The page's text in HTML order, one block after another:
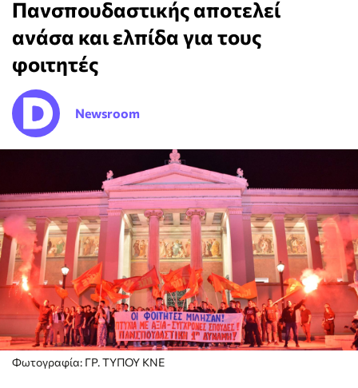
Πανσπουδαστικής αποτελεί
ανάσα και ελπίδα για τους
φοιτητές
Newsroom
Φωτογραφία: ΓΡ. ΤΥΠΟΥ ΚΝΕ